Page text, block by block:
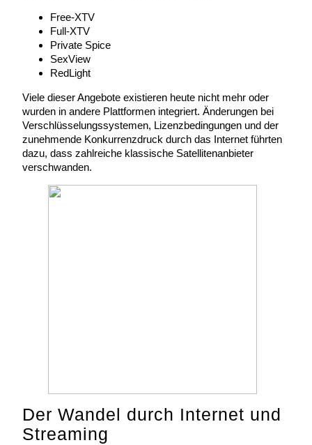
Free-XTV
Full-XTV
Private Spice
SexView
RedLight
Viele dieser Angebote existieren heute nicht mehr oder
wurden in andere Plattformen integriert. Änderungen bei
Verschlüsselungssystemen, Lizenzbedingungen und der
zunehmende Konkurrenzdruck durch das Internet führten
dazu, dass zahlreiche klassische Satellitenanbieter
verschwanden.
Der Wandel durch Internet und
Streaming